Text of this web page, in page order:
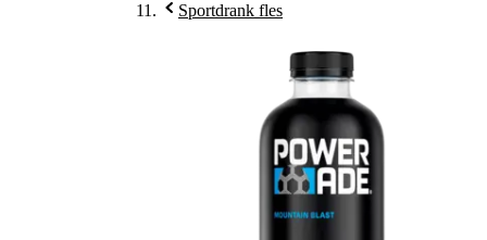
Sportdrank fles